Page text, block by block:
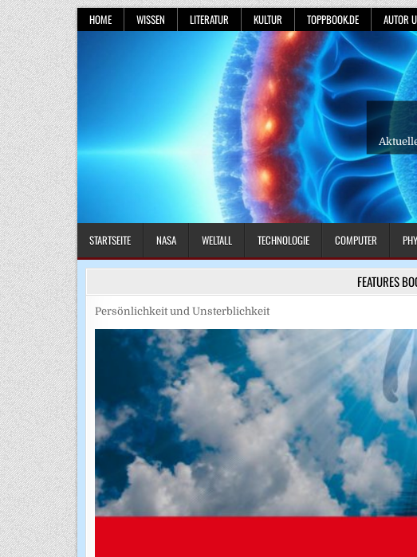
Skip
to
content
HOME WISSEN LITERATUR KULTUR TOPPBOOK.DE AUTOR
STARTSEITE NASA WELTALL TECHNOLOGIE COMPUTER
FEATURES
Persönlichkeit und Unsterblichkeit